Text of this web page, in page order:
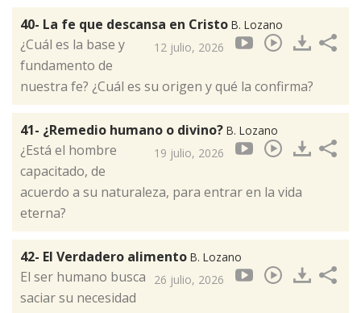
40- La fe que descansa en Cristo B. Lozano
12 julio, 2026
¿Cuál es la base y
fundamento de
nuestra fe? ¿Cuál es su origen y qué la confirma?
41- ¿Remedio humano o divino? B. Lozano
19 julio, 2026
¿Está el hombre
capacitado, de
acuerdo a su naturaleza, para entrar en la vida
eterna?
42- El Verdadero alimento B. Lozano
26 julio, 2026
El ser humano busca
saciar su necesidad